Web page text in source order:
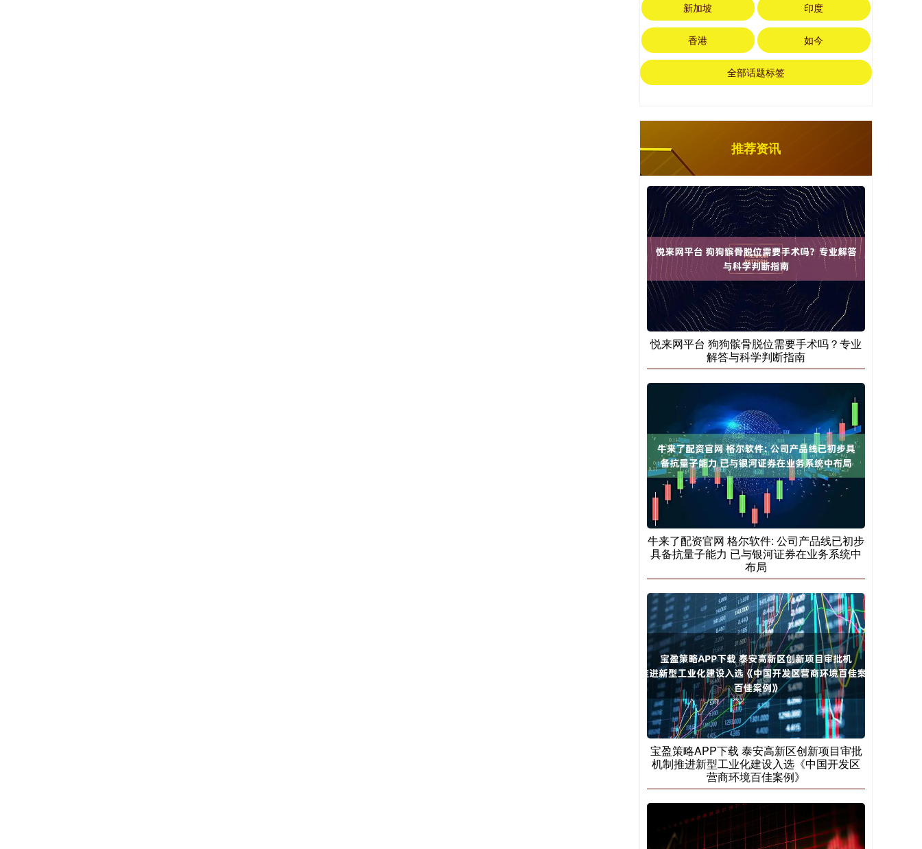
新加坡 印度
香港 如今
全部话题标签
推荐资讯
悦来网平台 狗狗髌骨脱位需要手术吗？专业
解答与科学判断指南
牛来了配资官网 格尔软件: 公司产品线已初步
具备抗量子能力 已与银河证券在业务系统中
布局
宝盈策略APP下载 泰安高新区创新项目审批
机制推进新型工业化建设入选《中国开发区
营商环境百佳案例》